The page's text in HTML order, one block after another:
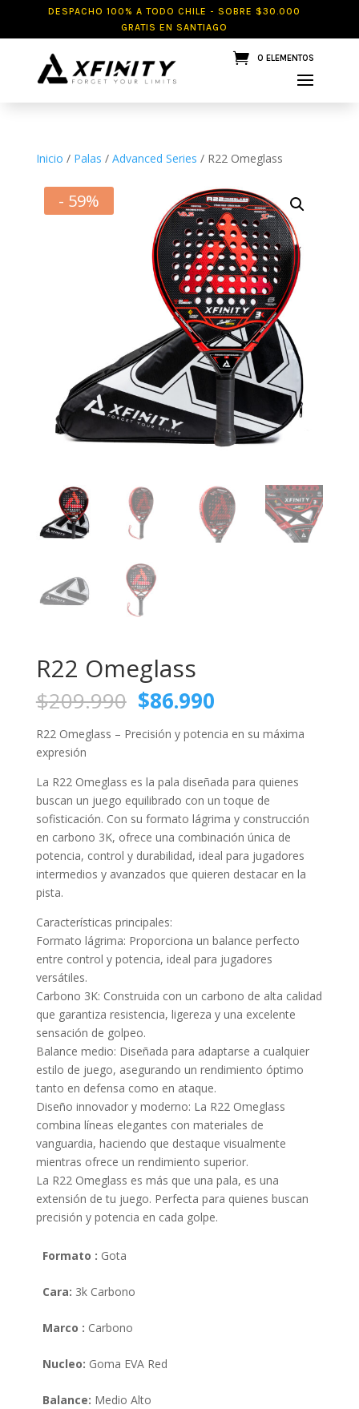
DESPACHO 100% A TODO CHILE - SOBRE $30.000
GRATIS EN SANTIAGO
0 ELEMENTOS
Inicio / Palas / Advanced Series / R22 Omeglass
- 59%
R22 Omeglass
$209.990 El
precio
original
$209.990.
$86.990El
actual
$86.990.
R22 Omeglass – Precisión y potencia en su máxima
expresión
La R22 Omeglass es la pala diseñada para quienes
buscan un juego equilibrado con un toque de
sofisticación. Con su formato lágrima y construcción
en carbono 3K, ofrece una combinación única de
potencia, control y durabilidad, ideal para jugadores
intermedios y avanzados que quieren destacar en la
pista.
Características principales:
Formato lágrima: Proporciona un balance perfecto
entre control y potencia, ideal para jugadores
versátiles.
Carbono 3K: Construida con un carbono de alta calidad
que garantiza resistencia, ligereza y una excelente
sensación de golpeo.
Balance medio: Diseñada para adaptarse a cualquier
estilo de juego, asegurando un rendimiento óptimo
tanto en defensa como en ataque.
Diseño innovador y moderno: La R22 Omeglass
combina líneas elegantes con materiales de
vanguardia, haciendo que destaque visualmente
mientras ofrece un rendimiento superior.
La R22 Omeglass es más que una pala, es una
extensión de tu juego. Perfecta para quienes buscan
precisión y potencia en cada golpe.
Formato : Gota
Cara: 3k Carbono
Marco : Carbono
Nucleo: Goma EVA Red
Balance: Medio Alto